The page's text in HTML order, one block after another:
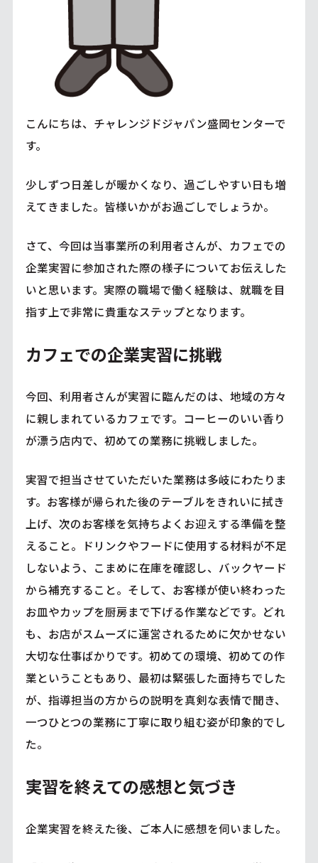
こんにちは、チャレンジドジャパン盛岡センターで
す。
少しずつ日差しが暖かくなり、過ごしやすい日も増
えてきました。皆様いかがお過ごしでしょうか。
さて、今回は当事業所の利用者さんが、カフェでの
企業実習に参加された際の様子についてお伝えした
いと思います。実際の職場で働く経験は、就職を目
指す上で非常に貴重なステップとなります。
カフェでの企業実習に挑戦
今回、利用者さんが実習に臨んだのは、地域の方々
に親しまれているカフェです。コーヒーのいい香り
が漂う店内で、初めての業務に挑戦しました。
実習で担当させていただいた業務は多岐にわたりま
す。お客様が帰られた後のテーブルをきれいに拭き
上げ、次のお客様を気持ちよくお迎えする準備を整
えること。ドリンクやフードに使用する材料が不足
しないよう、こまめに在庫を確認し、バックヤード
から補充すること。そして、お客様が使い終わった
お皿やカップを厨房まで下げる作業などです。どれ
も、お店がスムーズに運営されるために欠かせない
大切な仕事ばかりです。初めての環境、初めての作
業ということもあり、最初は緊張した面持ちでした
が、指導担当の方からの説明を真剣な表情で聞き、
一つひとつの業務に丁寧に取り組む姿が印象的でし
た。
実習を終えての感想と気づき
企業実習を終えた後、ご本人に感想を伺いました。